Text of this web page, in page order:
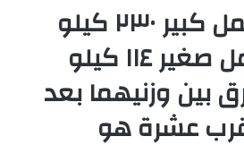
إذا كان وزن جمل کبیر ۲۳۰ کیلو
جرام و وزن جمل صغير ١١٤ كيلو
بين وزنيهما بعد
عشرة هو